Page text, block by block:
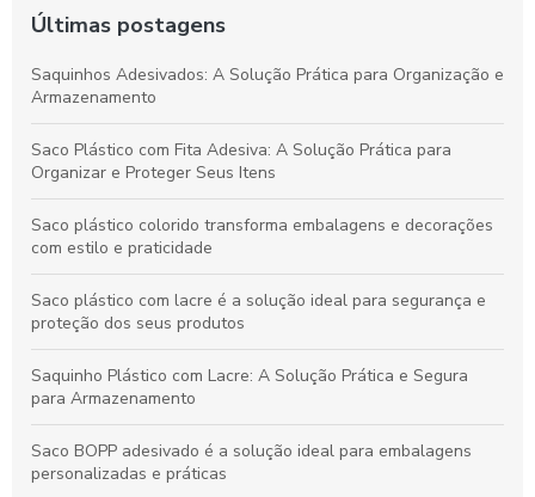
Últimas postagens
Saquinhos Adesivados: A Solução Prática para Organização e
Armazenamento
Saco Plástico com Fita Adesiva: A Solução Prática para
Organizar e Proteger Seus Itens
Saco plástico colorido transforma embalagens e decorações
com estilo e praticidade
Saco plástico com lacre é a solução ideal para segurança e
proteção dos seus produtos
Saquinho Plástico com Lacre: A Solução Prática e Segura
para Armazenamento
Saco BOPP adesivado é a solução ideal para embalagens
personalizadas e práticas